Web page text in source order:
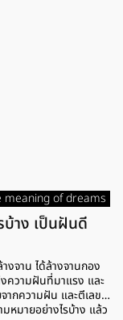
meaning of dreams
บ้าง เป็นฝันดี
งจาน ได้ล้างจานกอง
ความฝันที่มาแรง และ
กความฝัน และตีเลข
หมายอย่างไรบ้าง แล้ว